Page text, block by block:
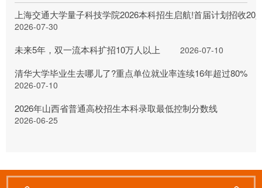
上海交通大学量子科技学院2026本科招生启航!首届计划招收20
2026-07-30
未来5年，双一流本科扩招10万人以上 2026-07-10
清华大学毕业生去哪儿了?重点单位就业率连续16年超过80%
2026-07-10
2026年山西省普通高校招生本科录取最低控制分数线
2026-06-25